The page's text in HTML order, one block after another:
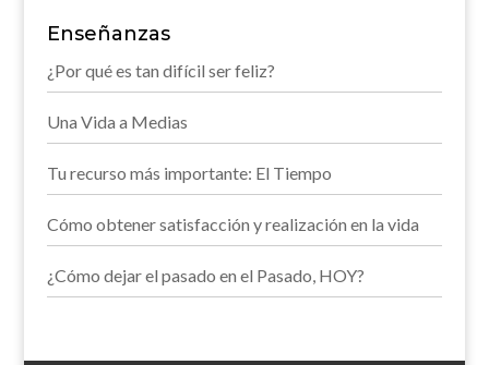
Enseñanzas
¿Por qué es tan difícil ser feliz?
Una Vida a Medias
Tu recurso más importante: El Tiempo
Cómo obtener satisfacción y realización en la vida
¿Cómo dejar el pasado en el Pasado, HOY?